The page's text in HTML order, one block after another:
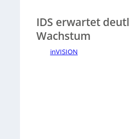
IDS erwartet
Wachstum
inVISION